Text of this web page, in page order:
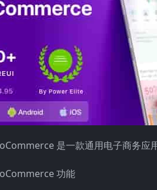
是一款通用电子商务应
功能